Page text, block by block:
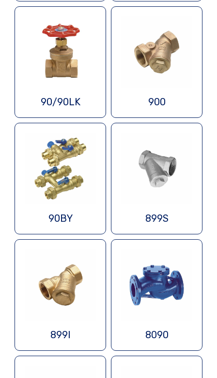
90/90LK 900
90BY 899S
899I 8090